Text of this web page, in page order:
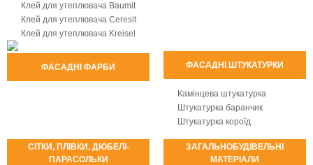
Клей для утеплювача Baumit
Клей для утеплювача Ceresit
Клей для утеплювача Kreisel
ФАСАДНІ ФАРБИ ФАСАДНІ ШТУКАТУРКИ
Камінцева штукатурка
Штукатурка баранчик
Штукатурка короїд
СІТКИ, ПЛІВКИ, ДЮБЕЛІ-
ПАРАСОЛЬКИ
ЗАГАЛЬНОБУДІВЕЛЬНІ
МАТЕРІАЛИ